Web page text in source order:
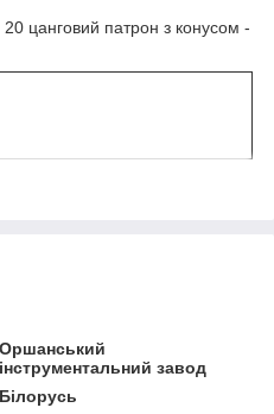
цанговий патрон з конусом -
Оршанський
інструментальний завод
Білорусь